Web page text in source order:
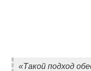
«Такой подход